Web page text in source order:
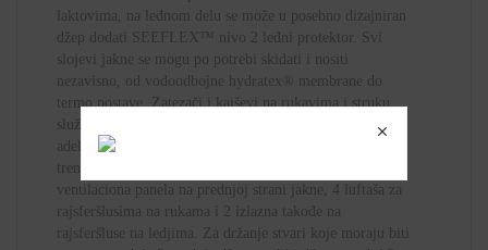
laktovima, na leđnom delu se može u posebno dizajniran
džep dodati SEEFLEX™ nivo 2 leđni protektor. Svi
slojevi jakne se mogu po potrebi skidati i nositi
nezavisno, od vodoodbojne hydratex® membrane do
termo postave. Zatezači i kaiševi na rukavima i struku
služe za precizno podešavanje kako biste obezbedili
adekvatan fit u zavisnosti od slojeva jakne koji su
trenutno montirani. Za ventilaciju su zadužena 3
ventilaciona panela na prednjoj strani jakne, 4 luftaša za
rajsferšlusima na rukama i 2 izlazna takođe na
rajsferšluse na ledjima. Za držanje stvari koje moraju biti